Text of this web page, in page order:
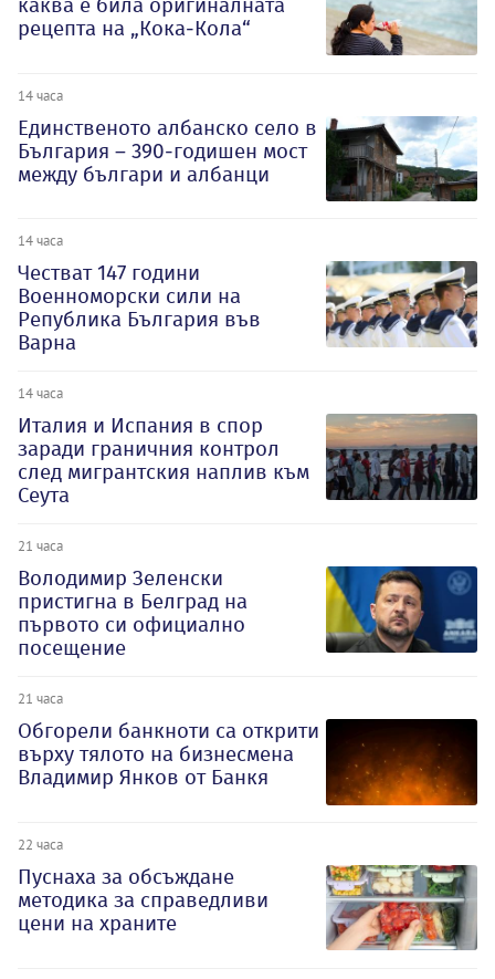
рецепта на „Кока-Кола“
14 часа
Единственото албанско село в
България – 390-годишен мост
между българи и албанци
14 часа
Честват 147 години
Военноморски сили на
Република България във
Варна
14 часа
Италия и Испания в спор
заради граничния контрол
след мигрантския наплив към
Сеута
21 часа
Володимир Зеленски
пристигна в Белград на
първото си официално
посещение
21 часа
Обгорели банкноти са открити
върху тялото на бизнесмена
Владимир Янков от Банкя
22 часа
Пуснаха за обсъждане
методика за справедливи
цени на храните